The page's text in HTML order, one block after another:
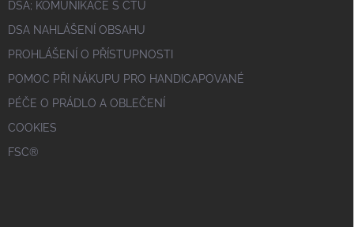
DSA; KOMUNIKACE S ČTÚ
DSA NAHLÁŠENÍ OBSAHU
PROHLÁŠENÍ O PŘÍSTUPNOSTI
POMOC PŘI NÁKUPU PRO HANDICAPOVANÉ
PÉČE O PRÁDLO A OBLEČENÍ
COOKIES
FSC®